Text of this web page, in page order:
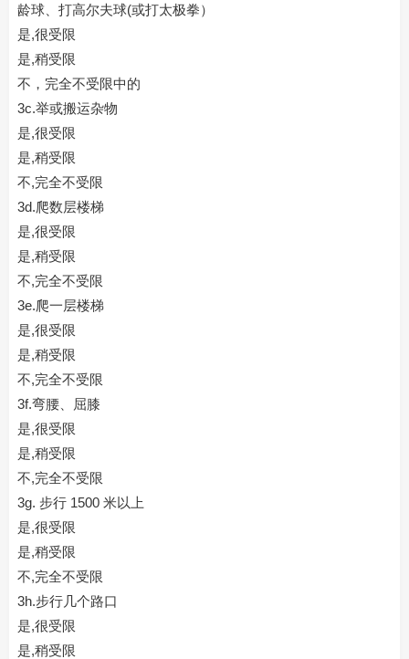
龄球、打高尔夫球(或打太极拳）
是,很受限
是,稍受限
不，完全不受限中的
3c.举或搬运杂物
是,很受限
是,稍受限
不,完全不受限
3d.爬数层楼梯
是,很受限
是,稍受限
不,完全不受限
3e.爬一层楼梯
是,很受限
是,稍受限
不,完全不受限
3f.弯腰、屈膝
是,很受限
是,稍受限
不,完全不受限
3g. 步行 1500 米以上
是,很受限
是,稍受限
不,完全不受限
3h.步行几个路口
是,很受限
是,稍受限